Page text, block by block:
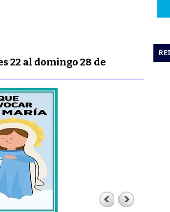
22 al domingo 28 de